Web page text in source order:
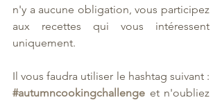
n'y a aucune obligation, vous participez
aux recettes qui vous intéressent
uniquement.
#autumncookingchallenge et n'oubliez